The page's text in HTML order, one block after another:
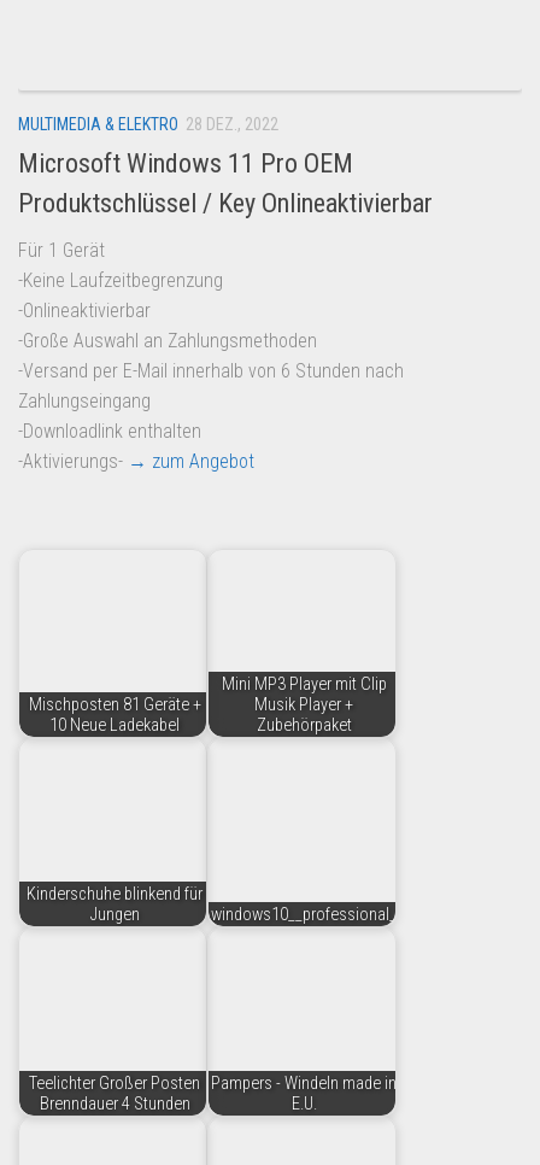
Amazon
Aldi
Lidl
Kostenlos verkaufen
Anmelden
Kostenlos Registrieren
Newsletter
MULTIMEDIA & ELEKTRO 28 DEZ., 2022
Microsoft Windows 11 Pro OEM
Produktschlüssel / Key Onlineaktivierbar
Für 1 Gerät
-Keine Laufzeitbegrenzung
-Onlineaktivierbar
-Große Auswahl an Zahlungsmethoden
-Versand per E-Mail innerhalb von 6 Stunden nach
Zahlungseingang
-Downloadlink enthalten
-Aktivierungs- → zum Angebot
Mischposten 81 Geräte +
10 Neue Ladekabel
Mini MP3 Player mit Clip
Musik Player +
Zubehörpaket
Kinderschuhe blinkend für
Jungen
windows10__professional_produktschluessel
Teelichter Großer Posten
Brenndauer 4 Stunden
Pampers - Windeln made in
E.U.